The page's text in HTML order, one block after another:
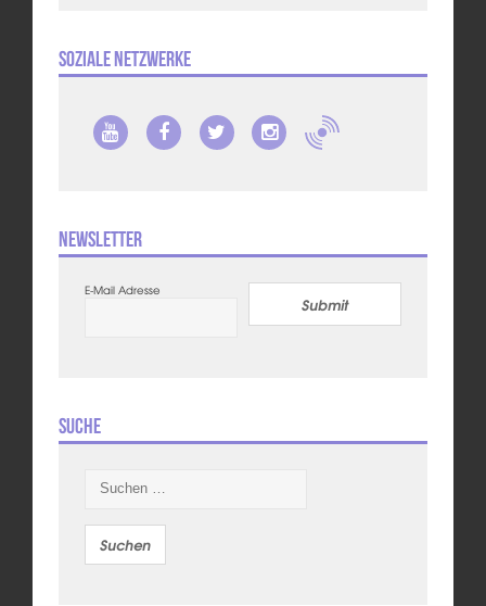
Soziale Netzwerke
Newsletter
E-Mail Adresse
Submit
Suche
nach: